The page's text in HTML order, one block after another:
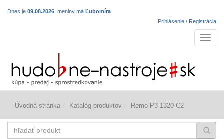
Dnes je 09.08.2026 , meniny má Ľubomíra
Prihlásenie / Registrácia
Úvodná stránka Katalóg produktov Remo P3-1320-C2
produkt